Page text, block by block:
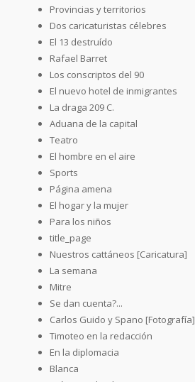
Provincias y territorios
Dos caricaturistas célebres
El 13 destruído
Rafael Barret
Los conscriptos del 90
El nuevo hotel de inmigrantes
La draga 209 C.
Aduana de la capital
Teatro
El hombre en el aire
Sports
Página amena
El hogar y la mujer
Para los niños
title_page
Nuestros cattáneos [Caricatura]
La semana
Mitre
Se dan cuenta?...
Carlos Guido y Spano [Fotografía]
Timoteo en la redacción
En la diplomacia
Blanca